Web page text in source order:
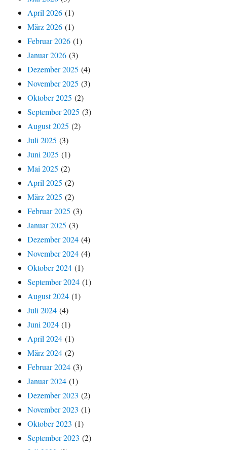
April 2026 (1)
März 2026 (1)
Februar 2026 (1)
Januar 2026 (3)
Dezember 2025 (4)
November 2025 (3)
Oktober 2025 (2)
September 2025 (3)
August 2025 (2)
Juli 2025 (3)
Juni 2025 (1)
Mai 2025 (2)
April 2025 (2)
März 2025 (2)
Februar 2025 (3)
Januar 2025 (3)
Dezember 2024 (4)
November 2024 (4)
Oktober 2024 (1)
September 2024 (1)
August 2024 (1)
Juli 2024 (4)
Juni 2024 (1)
April 2024 (1)
März 2024 (2)
Februar 2024 (3)
Januar 2024 (1)
Dezember 2023 (2)
November 2023 (1)
Oktober 2023 (1)
September 2023 (2)